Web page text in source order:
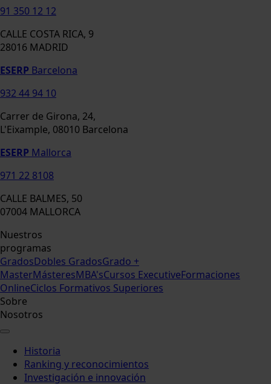
91 350 12 12
CALLE COSTA RICA, 9
28016 MADRID
ESERP Barcelona
932 44 94 10
Carrer de Girona, 24,
L'Eixample, 08010 Barcelona
ESERP Mallorca
971 22 8108
CALLE BALMES, 50
07004 MALLORCA
Nuestros
programas
GradosDobles GradosGrado +
MasterMásteresMBA'sCursos ExecutiveFormaciones
OnlineCiclos Formativos Superiores
Sobre
Nosotros
Historia
Ranking y reconocimientos
Investigación e innovación